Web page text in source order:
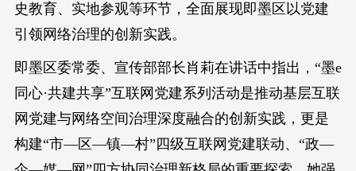
史教育、实地参观等环节，全面展现即墨区以党建
引领网络治理的创新实践。
即墨区委常委、宣传部部长肖莉在讲话中指出，“墨e
同心·共建共享”互联网党建系列活动是推动基层互联
网党建与网络空间治理深度融合的创新实践，更是
构建“市—区—镇—村”四级互联网党建联动、“政—